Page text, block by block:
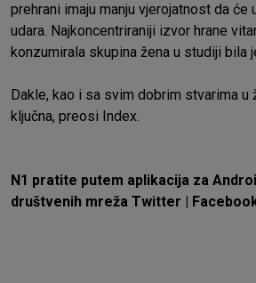
prehrani imaju manju vjerojatnost da će
udara. Najkoncentriraniji izvor hrane
konzumirala skupina žena u studiji bila
Dakle, kao i sa svim dobrim stvarima u
ključna, preosi Index.
N1 pratite putem aplikacija za
društvenih mreža Twitter